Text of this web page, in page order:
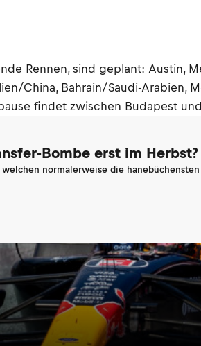
Rennen, sind geplant: Austin,
China, Bahrain/Saudi-
findet zwischen Budapest
Bombe erst im Herbst?
normalerweise die